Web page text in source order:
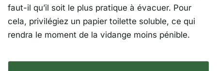
faut-il qu’il soit le plus pratique à évacuer. Pour
cela, privilégiez un papier toilette soluble, ce qui
rendra le moment de la vidange moins pénible.